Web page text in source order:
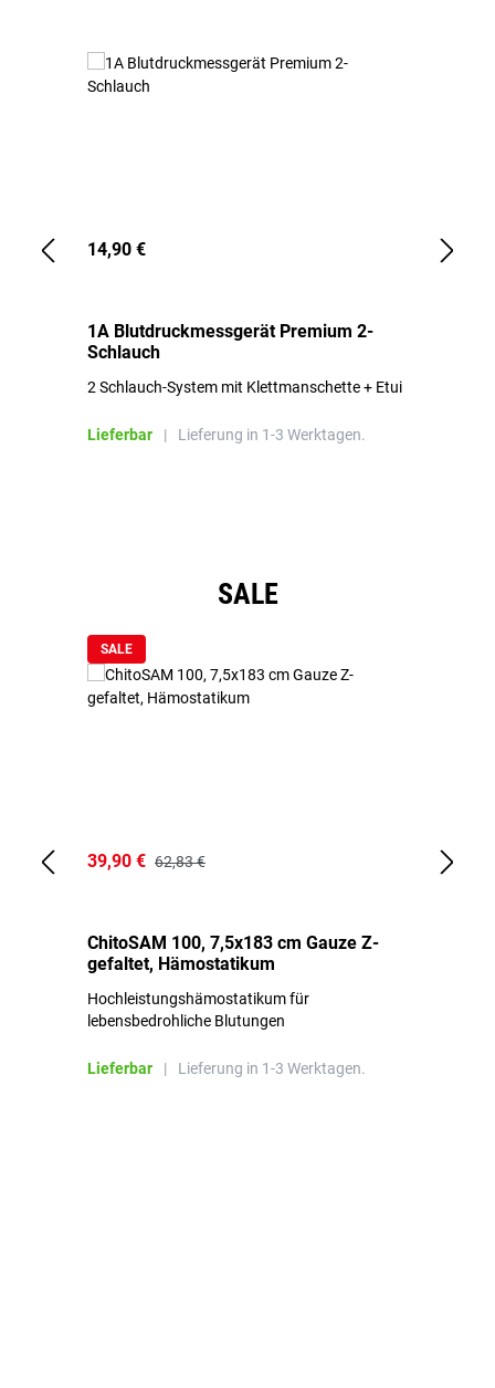
14,90 €
1A Blutdruckmessgerät Premium 2-
Schlauch
2 Schlauch-System mit Klettmanschette + Etui
Lieferbar | Lieferung in 1-3 Werktagen.
SALE
SALE
39,90 € 62,83 €
ChitoSAM 100, 7,5x183 cm Gauze Z-
gefaltet, Hämostatikum
Hochleistungshämostatikum für
lebensbedrohliche Blutungen
Lieferbar | Lieferung in 1-3 Werktagen.